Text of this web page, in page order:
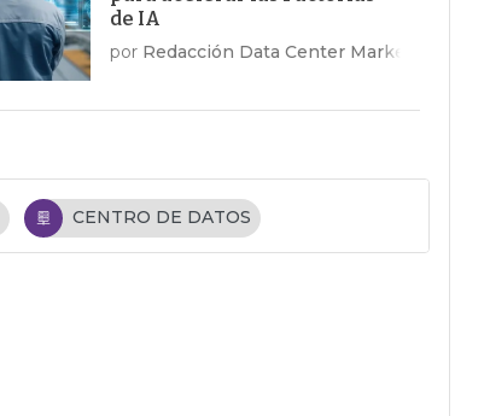
de IA
por Redacción Data Center Market
CENTRO DE DATOS